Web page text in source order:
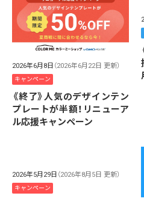
2026年6月8日 （2026年6月22日 更新）
キャンペーン
《終了》人気のデザインテン
プレートが半額！リニューア
ル応援キャンペーン
2026年5月29日 （2026年8月5日 更新）
キャンペーン